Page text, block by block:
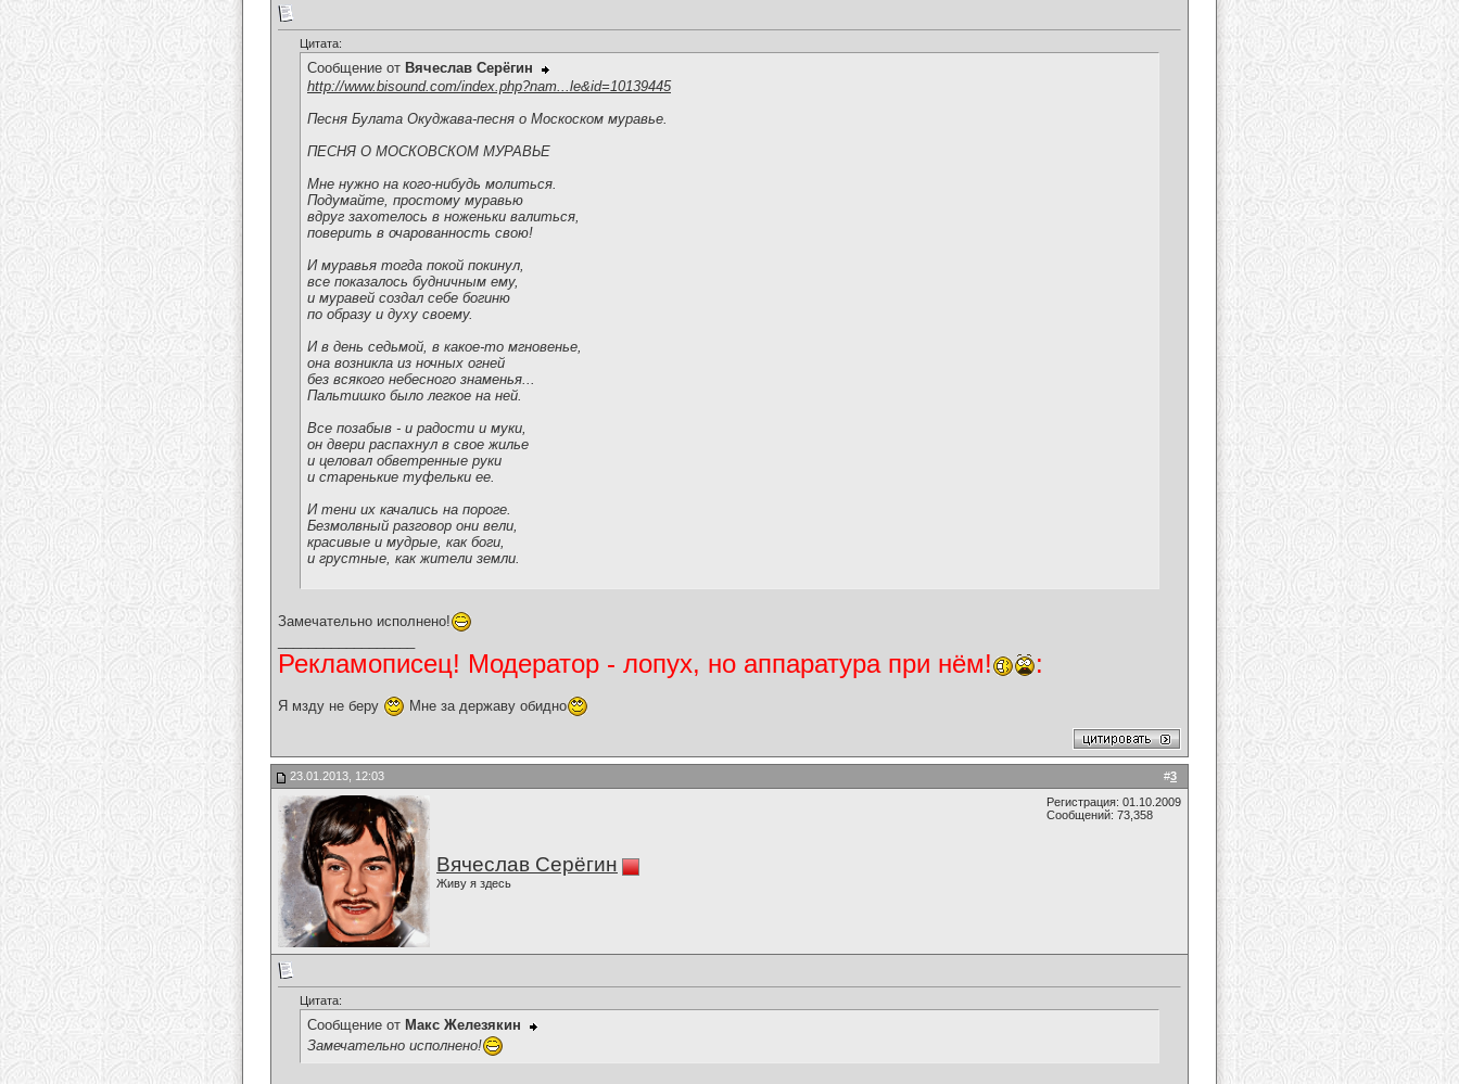
Цитата:
Сообщение от Вячеслав Серёгин
http://www.bisound.com/index.php?nam...le&id=10139445
Песня Булата Окуджава-песня о Москоском муравье.
ПЕСНЯ О МОСКОВСКОМ МУРАВЬЕ
Мне нужно на кого-нибудь молиться.
Подумайте, простому муравью
вдруг захотелось в ноженьки валиться,
поверить в очарованность свою!
И муравья тогда покой покинул,
все показалось будничным ему,
и муравей создал себе богиню
по образу и духу своему.
И в день седьмой, в какое-то мгновенье,
она возникла из ночных огней
без всякого небесного знаменья...
Пальтишко было легкое на ней.
Все позабыв - и радости и муки,
он двери распахнул в свое жилье
и целовал обветренные руки
и старенькие туфельки ее.
И тени их качались на пороге.
Безмолвный разговор они вели,
красивые и мудрые, как боги,
и грустные, как жители земли.
Замечательно исполнено!
Рекламописец! Модератор - лопух, но аппаратура при нём! :
Я мзду не беру Мне за державу обидно
#3
23.01.2013, 12:03
Вячеслав Серёгин
Живу я здесь
Регистрация: 01.10.2009
Сообщений: 73,358
Цитата:
Сообщение от Макс Железякин
Замечательно исполнено!